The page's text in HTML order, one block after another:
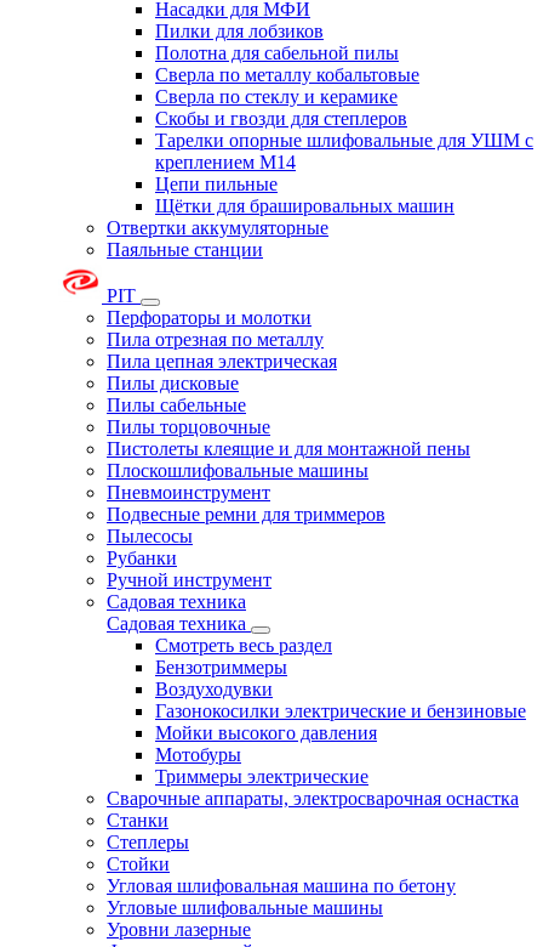
Насадки для МФИ
Пилки для лобзиков
Полотна для сабельной пилы
Сверла по металлу кобальтовые
Сверла по стеклу и керамике
Скобы и гвозди для степлеров
Тарелки опорные шлифовальные для УШМ с
креплением М14
Цепи пильные
Щётки для брашировальных машин
Отвертки аккумуляторные
Паяльные станции
PIT
Перфораторы и молотки
Пила отрезная по металлу
Пила цепная электрическая
Пилы дисковые
Пилы сабельные
Пилы торцовочные
Пистолеты клеящие и для монтажной пены
Плоскошлифовальные машины
Пневмоинструмент
Подвесные ремни для триммеров
Пылесосы
Рубанки
Ручной инструмент
Садовая техника
Садовая техника
Смотреть весь раздел
Бензотриммеры
Воздуходувки
Газонокосилки электрические и бензиновые
Мойки высокого давления
Мотобуры
Триммеры электрические
Сварочные аппараты, электросварочная оснастка
Станки
Степлеры
Стойки
Угловая шлифовальная машина по бетону
Угловые шлифовальные машины
Уровни лазерные